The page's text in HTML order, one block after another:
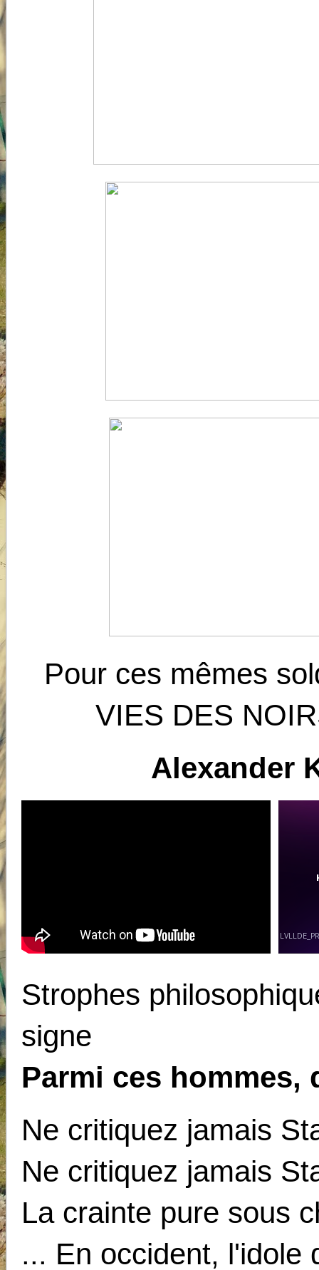
Pour ces mêmes
VIES DES
Alexander
Strophes
signe
Parmi ces hommes,
Ne critiquez jamais
Ne critiquez jamais
La crainte pure sous
... En occident, l'idole